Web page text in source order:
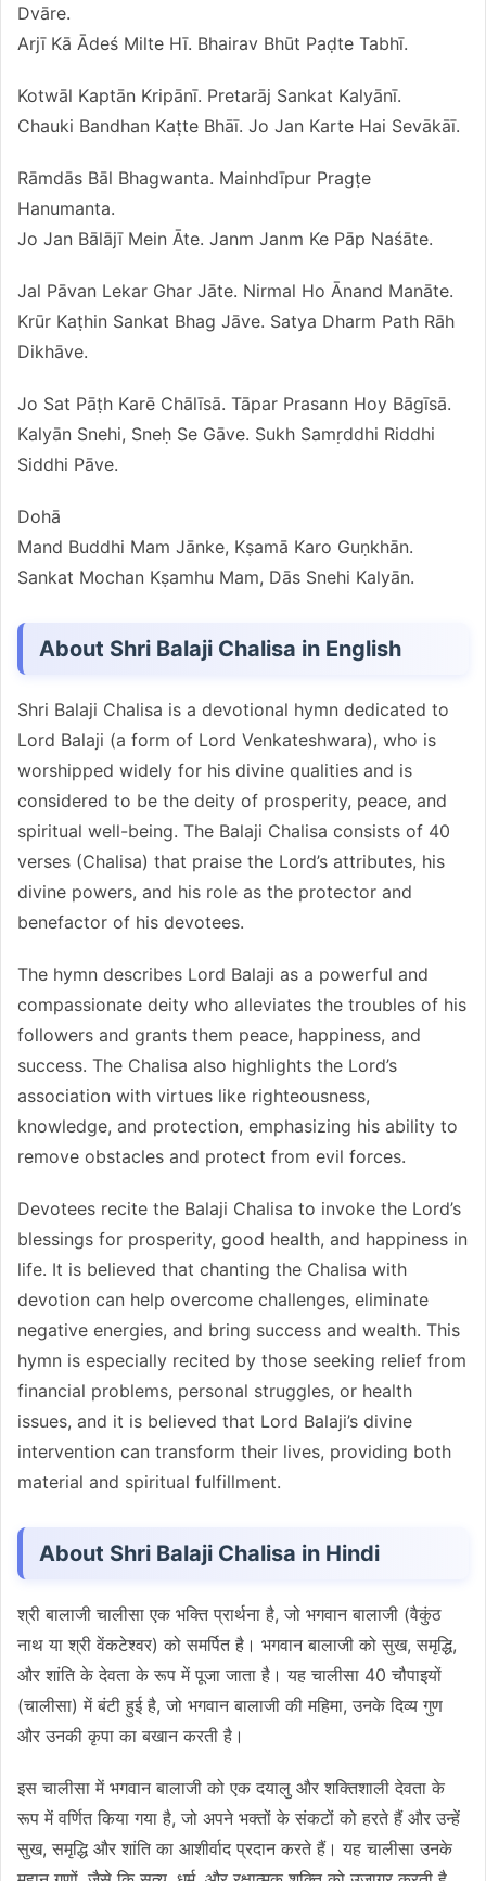
Dvāre.
Arjī Kā Ādeś Milte Hī. Bhairav Bhūt Paḍte Tabhī.
Kotwāl Kaptān Kripānī. Pretarāj Sankat Kalyānī.
Chauki Bandhan Kaṭte Bhāī. Jo Jan Karte Hai Sevākāī.
Rāmdās Bāl Bhagwanta. Mainhdīpur Pragṭe
Hanumanta.
Jo Jan Bālājī Mein Āte. Janm Janm Ke Pāp Naśāte.
Jal Pāvan Lekar Ghar Jāte. Nirmal Ho Ānand Manāte.
Krūr Kaṭhin Sankat Bhag Jāve. Satya Dharm Path Rāh
Dikhāve.
Jo Sat Pāṭh Karē Chālīsā. Tāpar Prasann Hoy Bāgīsā.
Kalyān Snehi, Sneḥ Se Gāve. Sukh Samṛddhi Riddhi
Siddhi Pāve.
Dohā
Mand Buddhi Mam Jānke, Kṣamā Karo Guṇkhān.
Sankat Mochan Kṣamhu Mam, Dās Snehi Kalyān.
About Shri Balaji Chalisa in English
Shri Balaji Chalisa is a devotional hymn dedicated to
Lord Balaji (a form of Lord Venkateshwara), who is
worshipped widely for his divine qualities and is
considered to be the deity of prosperity, peace, and
spiritual well-being. The Balaji Chalisa consists of 40
verses (Chalisa) that praise the Lord’s attributes, his
divine powers, and his role as the protector and
benefactor of his devotees.
The hymn describes Lord Balaji as a powerful and
compassionate deity who alleviates the troubles of his
followers and grants them peace, happiness, and
success. The Chalisa also highlights the Lord’s
association with virtues like righteousness,
knowledge, and protection, emphasizing his ability to
remove obstacles and protect from evil forces.
Devotees recite the Balaji Chalisa to invoke the Lord’s
blessings for prosperity, good health, and happiness in
life. It is believed that chanting the Chalisa with
devotion can help overcome challenges, eliminate
negative energies, and bring success and wealth. This
hymn is especially recited by those seeking relief from
financial problems, personal struggles, or health
issues, and it is believed that Lord Balaji’s divine
intervention can transform their lives, providing both
material and spiritual fulfillment.
About Shri Balaji Chalisa in Hindi
श्री बालाजी चालीसा एक भक्ति प्रार्थना है, जो भगवान बालाजी (वैकुंठ
नाथ या श्री वेंकटेश्वर) को समर्पित है। भगवान बालाजी को सुख, समृद्धि,
और शांति के देवता के रूप में पूजा जाता है। यह चालीसा 40 चौपाइयों
(चालीसा) में बंटी हुई है, जो भगवान बालाजी की महिमा, उनके दिव्य गुण
और उनकी कृपा का बखान करती है।
इस चालीसा में भगवान बालाजी को एक दयालु और शक्तिशाली देवता के
रूप में वर्णित किया गया है, जो अपने भक्तों के संकटों को हरते हैं और उन्हें
सुख, समृद्धि और शांति का आशीर्वाद प्रदान करते हैं। यह चालीसा उनके